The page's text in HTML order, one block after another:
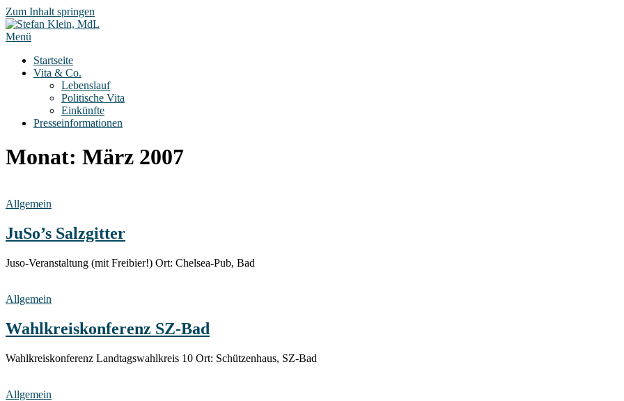
Zum Inhalt springen
Menü
Startseite
Vita & Co.
Lebenslauf
Politische Vita
Einkünfte
Presseinformationen
Monat: März 2007
Allgemein
JuSo’s Salzgitter
Juso-Veranstaltung (mit Freibier!) Ort: Chelsea-Pub, Bad
Allgemein
Wahlkreiskonferenz SZ-Bad
Wahlkreiskonferenz Landtagswahlkreis 10 Ort: Schützenhaus, SZ-Bad
Allgemein